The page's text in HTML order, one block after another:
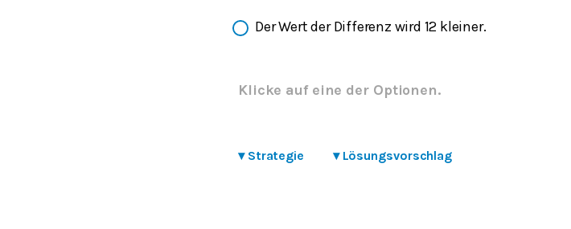
Der Wert der Differenz wird 12 kleiner.
Klicke auf eine der Optionen.
▾ Strategie ▾ Lösungsvorschlag